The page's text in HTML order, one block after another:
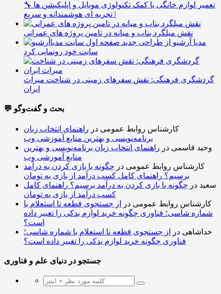
🔧 تعمیر لوازم خانگی با کمک تکنولوژی موبایل و اپلیکیشن ها
| تجربه ای هوشمندانه و سریع
نقش میلگرد بناب و میانه در تامین پروژه های عمرانی
مدیا آرشیو از طراحی جدید
سایت خود رونمایی کرد
گردشگری فرهنگی: نقش سفرهای زمینی در شناخت میراث
ایران
💬 بحث و گفت‌وگو
کارشناس روابط عمومی در راهنمای انتخاب زبان
برنامه‌نویسی و بهترین منابع آموزشی وب
وحید قاسمی در راهنمای انتخاب زبان برنامه‌نویسی و بهترین
منابع آموزشی وب
کارشناس روابط عمومی در چگونه با بازی کردن به درآمد
برسیم؟ راهنمای کامل کسب درآمد از بازی به تومان
سعید در چگونه با بازی کردن به درآمد برسیم؟ راهنمای کامل
کسب درآمد از بازی به تومان
کارشناس روابط عمومی در
از جستجوی قطعه تا استعلام با
شماره شاسی؛ فناوری چگونه خرید لوازم یدکی را تغییر داده
است؟
خداشاهی در
از جستجوی قطعه تا استعلام با شماره شاسی؛
فناوری چگونه خرید لوازم یدکی را تغییر داده است؟
جستجو در دنیای علم و فناوری